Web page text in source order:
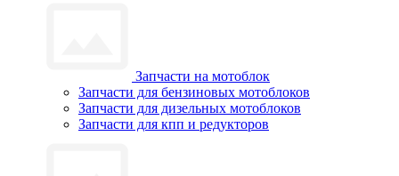
Запчасти на мотоблок
Запчасти для бензиновых мотоблоков
Запчасти для дизельных мотоблоков
Запчасти для кпп и редукторов